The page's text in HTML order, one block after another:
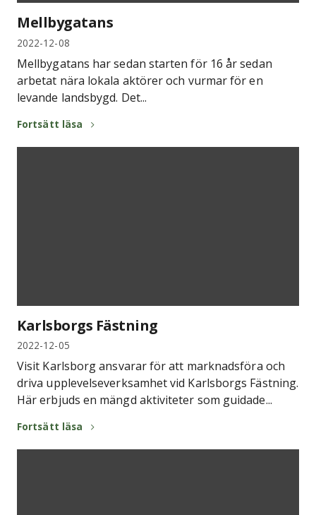
Mellbygatans
2022-12-08
Mellbygatans har sedan starten för 16 år sedan
arbetat nära lokala aktörer och vurmar för en
levande landsbygd. Det...
Fortsätt läsa
Karlsborgs Fästning
2022-12-05
Visit Karlsborg ansvarar för att marknadsföra och
driva upplevelseverksamhet vid Karlsborgs Fästning.
Här erbjuds en mängd aktiviteter som guidade...
Fortsätt läsa